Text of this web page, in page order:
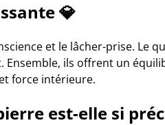
💎
et le lâcher-prise. Le
Ensemble, ils offrent un
force intérieure.
est-elle si